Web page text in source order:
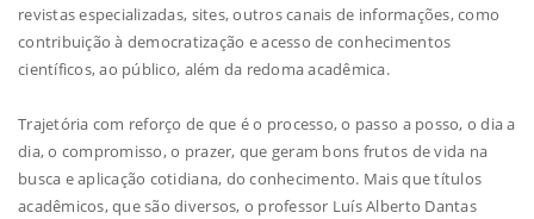
revistas especializadas, sites, outros canais de informações, como
contribuição à democratização e acesso de conhecimentos
científicos, ao público, além da redoma acadêmica.
Trajetória com reforço de que é o processo, o passo a posso, o dia a
dia, o compromisso, o prazer, que geram bons frutos de vida na
busca e aplicação cotidiana, do conhecimento. Mais que títulos
acadêmicos, que são diversos, o professor Luís Alberto Dantas